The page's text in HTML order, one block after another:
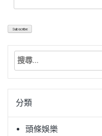
搜
關
字:分類
頭條娛樂